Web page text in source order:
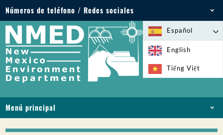
Números de teléfono / Redes sociales
Teléfono: 505-827-2855
1-800-219-6157
Emergencias medioambientales: 505-827-9329
(24 horas)
Español
English
Tiếng Việt
Menú principal